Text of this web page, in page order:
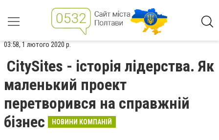
03:58, 1 лютого 2020 р.
CitySites - історія лідерства. Як
маленький проект
перетворився на справжній
бізнес
НОВИНИ КОМПАНІЙ